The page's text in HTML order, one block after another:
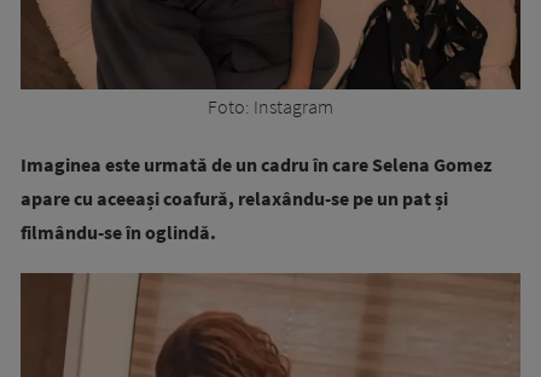
Foto: Instagram
Imaginea este urmată de un cadru în care Selena Gomez
apare cu aceeași coafură, relaxându-se pe un pat și
filmându-se în oglindă.